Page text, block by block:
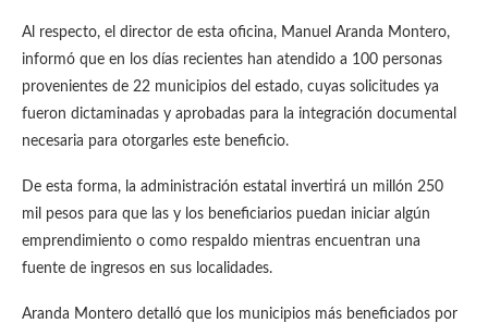
Al respecto, el director de esta oficina, Manuel Aranda Montero,
informó que en los días recientes han atendido a 100 personas
provenientes de 22 municipios del estado, cuyas solicitudes ya
fueron dictaminadas y aprobadas para la integración documental
necesaria para otorgarles este beneficio.
De esta forma, la administración estatal invertirá un millón 250
mil pesos para que las y los beneficiarios puedan iniciar algún
emprendimiento o como respaldo mientras encuentran una
fuente de ingresos en sus localidades.
Aranda Montero detalló que los municipios más beneficiados por